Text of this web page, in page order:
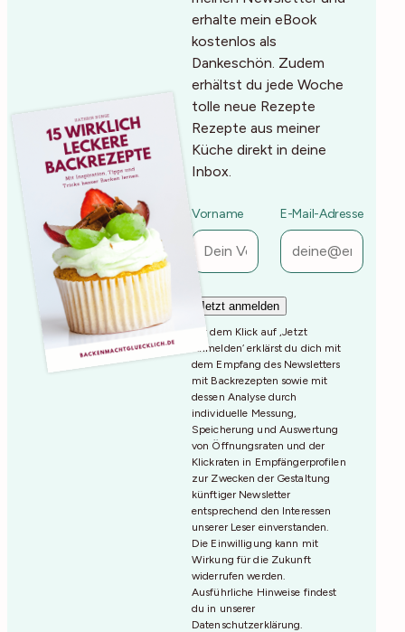
erhalte mein eBook
kostenlos als
Dankeschön. Zudem
erhältst du jede Woche
tolle neue Rezepte
Rezepte aus meiner
Küche direkt in deine
Inbox.
Vorname E-Mail-Adresse
Mit dem Klick auf ‚Jetzt
Anmelden‘ erklärst du dich mit
dem Empfang des Newsletters
mit Backrezepten sowie mit
dessen Analyse durch
individuelle Messung,
Speicherung und Auswertung
von Öffnungsraten und der
Klickraten in Empfängerprofilen
zur Zwecken der Gestaltung
künftiger Newsletter
entsprechend den Interessen
unserer Leser einverstanden.
Die Einwilligung kann mit
Wirkung für die Zukunft
widerrufen werden.
Ausführliche Hinweise findest
du in unserer
Datenschutzerklärung